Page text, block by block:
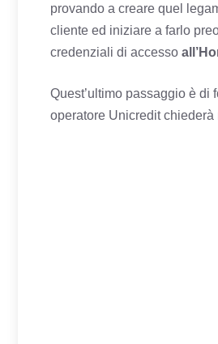
provando a creare quel
cliente ed iniziare a farlo
credenziali di accesso
Quest’ultimo passaggio è di
operatore Unicredit chiederà